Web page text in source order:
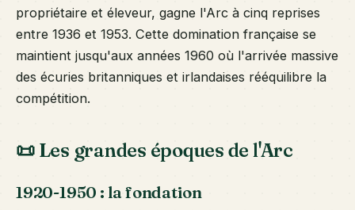
propriétaire et éleveur, gagne l'Arc à cinq reprises
entre 1936 et 1953. Cette domination française se
maintient jusqu'aux années 1960 où l'arrivée massive
des écuries britanniques et irlandaises rééquilibre la
compétition.
📜 Les grandes époques de l'Arc
1920-1950 : la fondation